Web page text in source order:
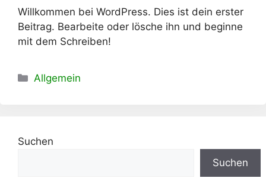
Willkommen bei WordPress. Dies ist dein erster
Beitrag. Bearbeite oder lösche ihn und beginne
mit dem Schreiben!
Kategorien
Allgemein
Suchen
Suchen